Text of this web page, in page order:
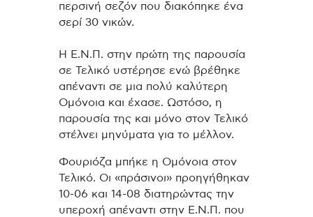
περσινή σεζόν που διακόπηκε ένα
σερί 30 νικών.
Η Ε.Ν.Π. στην πρώτη της παρουσία
σε Τελικό υστέρησε ενώ βρέθηκε
απέναντι σε μια πολύ καλύτερη
Ομόνοια και έχασε. Ωστόσο, η
παρουσία της και μόνο στον Τελικό
στέλνει μηνύματα για το μέλλον.
Φουριόζα μπήκε η Ομόνοια στον
Τελικό. Οι «πράσινοι» προηγήθηκαν
10-06 και 14-08 διατηρώντας την
υπεροχή απέναντι στην Ε.Ν.Π. που